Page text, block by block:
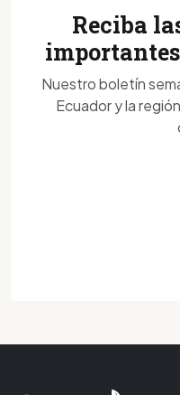
Reciba
Nuestro boletín
Ecuador y la